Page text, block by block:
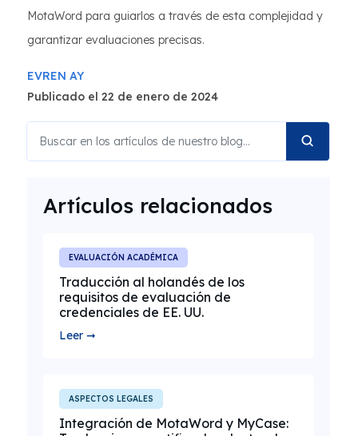
MotaWord para guiarlos a través de esta complejidad y
garantizar evaluaciones precisas.
EVREN AY
Publicado el 22 de enero de 2024
Artículos relacionados
EVALUACIÓN ACADÉMICA
Traducción al holandés de los
requisitos de evaluación de
credenciales de EE. UU.
Leer ➞
ASPECTOS LEGALES
Integración de MotaWord y MyCase: